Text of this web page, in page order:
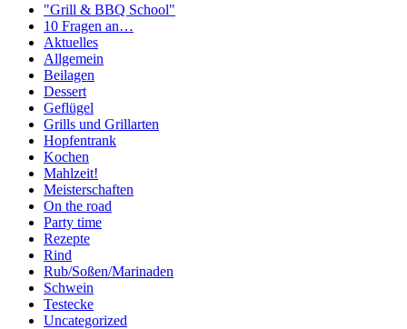
"Grill & BBQ School"
10 Fragen an…
Aktuelles
Allgemein
Beilagen
Dessert
Geflügel
Grills und Grillarten
Hopfentrank
Kochen
Mahlzeit!
Meisterschaften
On the road
Party time
Rezepte
Rind
Rub/Soßen/Marinaden
Schwein
Testecke
Uncategorized